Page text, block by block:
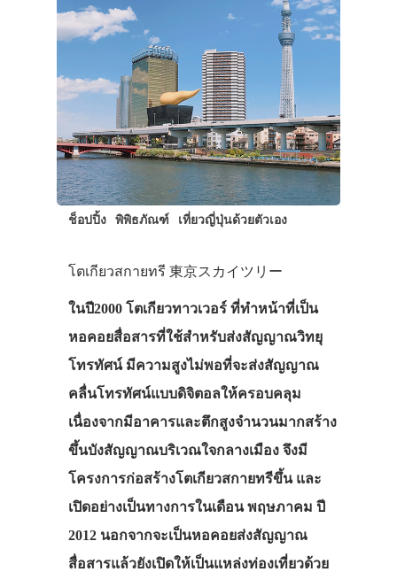
ช็อปปิ้ง พิพิธภัณฑ์ เที่ยวญี่ปุ่นด้วยตัวเอง
โตเกียวสกายทรี 東京スカイツリー
ในปี2000 โตเกียวทาวเวอร์ ที่ทำหน้าที่เป็น
หอคอยสื่อสารที่ใช้สำหรับส่งสัญญาณวิทยุ
โทรทัศน์ มีความสูงไม่พอที่จะส่งสัญญาณ
คลื่นโทรทัศน์แบบดิจิตอลให้ครอบคลุม
เนื่องจากมีอาคารและตึกสูงจำนวนมากสร้าง
ขึ้นบังสัญญาณบริเวณใจกลางเมือง จึงมี
โครงการก่อสร้างโตเกียวสกายทรีขึ้น และ
เปิดอย่างเป็นทางการในเดือน พฤษภาคม ปี
2012 นอกจากจะเป็นหอคอยส่งสัญญาณ
สื่อสารแล้วยังเปิดให้เป็นแหล่งท่องเที่ยวด้วย